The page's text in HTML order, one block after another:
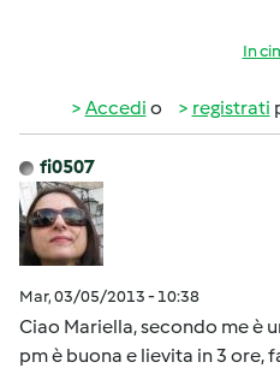
In
Accedi o registrati
fi0507
Mar, 03/05/2013 - 10:38
Ciao Mariella, secondo me è
pm è buona e lievita in 3 ore,